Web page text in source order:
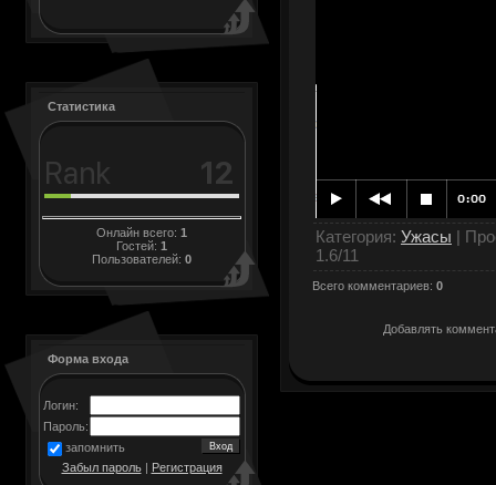
Статистика
Онлайн всего: 1
Гостей: 1
Пользователей: 0
Форма входа
Логин:
Пароль:
запомнить
Забыл пароль| Регистрация
Категория: Ужасы |
1.6/11
Всего комментариев: 0
Добавлять